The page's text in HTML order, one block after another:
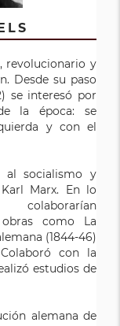
revolucionario y
Desde su paso
se interesó por
la época: se
y con el
al socialismo y
Marx. En lo
colaborarían
como La
(1844-46)
con la
estudios de
alemana de
un pensador y
política
más influyentes
de que él
usos de su
a su amigo
parte de la
que calificó de
de la economía
doctrina
en El capital.
activista de la
en la diminuta
hasta que,